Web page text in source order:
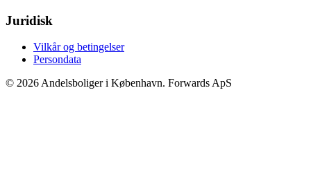
Juridisk
Vilkår og betingelser
Persondata
© 2026 Andelsboliger i København. Forwards ApS